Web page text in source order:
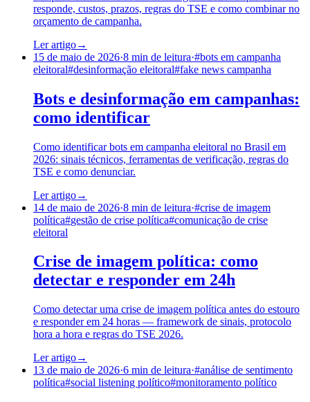
responde, custos, prazos, regras do TSE e como combinar no
orçamento de campanha.
Ler artigo→
15 de maio de 2026·8 min de leitura·#bots em campanha
eleitoral#desinformação eleitoral#fake news campanha
Bots e desinformação em campanhas:
como identificar
Como identificar bots em campanha eleitoral no Brasil em
2026: sinais técnicos, ferramentas de verificação, regras do
TSE e como denunciar.
Ler artigo→
14 de maio de 2026·8 min de leitura·#crise de imagem
política#gestão de crise política#comunicação de crise
eleitoral
Crise de imagem política: como
detectar e responder em 24h
Como detectar uma crise de imagem política antes do estouro
e responder em 24 horas — framework de sinais, protocolo
hora a hora e regras do TSE 2026.
Ler artigo→
13 de maio de 2026·6 min de leitura·#análise de sentimento
política#social listening político#monitoramento político